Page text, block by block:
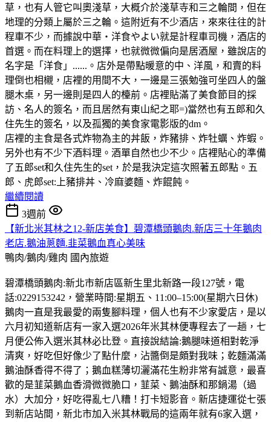
草，也有人管它叫奧淺草，大概介於淺草寺和三之輪間，但在
地理的分類上屬於三之輪。這附近有不少酒店，來來往往的計
程車不少，而據說中華・洋食やよい就是計程車司機，酒店的
首選。而在料理上的選擇，也就微微偏向是居酒屋，雖說店的
名字是「洋食」......。店外是帶點暖意的中、洋風，和賣的料
理倒也相櫬，店裡的用間不大，一邊是三張勉強可坐四人的盤
腿木桌，另一邊則是四人的檯前。店裡貼滿了美食節目的採
訪、名人的簽名，而且居然有東山紀之耶=)當然也有五郎和久
住先生的簽名，以及孤獨的美食家電影版的dm。
店裡的主食是各式炸物為主的丼飯，炸豬排、炸牡蠣、炸蝦。
另外也有不少下酒料理。酒單自然也少不少。店裡貼心的準備
了五郎set和久住先生的set，於是我決定這次照著五郎點。五
郎、虎郎set:上豬排丼、冷麻婆麵、炸餛飩。
繼續閱讀
3週前
【新北米其林之12-新店美食】碧潭橋頭鵝肉.新店三十年鵝肉
老店.鵝油蔥麵.韭菜鵝血真心美味
鴨肉/鵝肉/雞肉 國內旅遊
碧潭橋頭鵝肉:新北市新店區新生里北新路一段127號，電
話:0229153242，營業時間:星期五、11:00–15:00(星期六日休)
鵝肉一直是我最愛的兩隻腳料理，個人也有不少家愛店，是以
六月初知道新店有一家入選2026年米其林便專程去了一趟，七
月便公佈入選米其林必比登。直接說結論:鵝腿味道相對乾淨
清爽，好吃但好像少了點什麼，沾醬倒是頗對我味；乾麵滿滿
鵝油酥香得不得了；鵝血糕薄切灑滿花生粉非常有誠意，最喜
歡的是韮菜鵝血香滑微微脆口，韮菜、鵝油酥和那鍋湯（過
水）大加分，好吃得亂七八糟！打卡短影音。新店捷運從七張
到新店站間，新北市加入米其林戰局的這兩年就有6家入選，